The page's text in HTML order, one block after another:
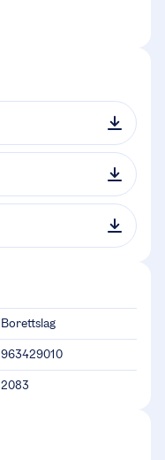
Borettslag
963429010
2083